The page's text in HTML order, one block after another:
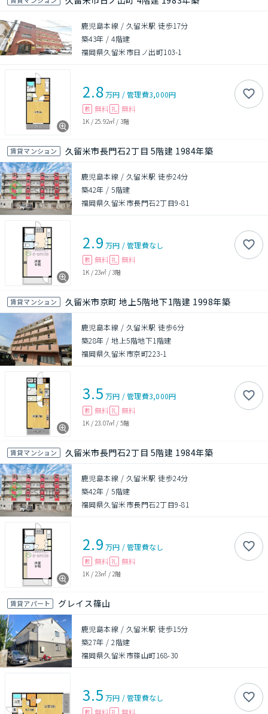
鹿児島本線 / 久留米駅 徒歩17分
築43年 /4階建
福岡県久留米市日ノ出町103-1
2.8万円 /管理費3,000円
敷 無料 礼 無料
1K / 25.92㎡ / 3階
賃貸マンション 久留米市長門石2丁目 5階建 1984年築
鹿児島本線 / 久留米駅 徒歩24分
築42年 /5階建
福岡県久留米市長門石2丁目9-81
2.9 万円 /管理費なし
敷 無料 礼 無料
1K / 23㎡ /3階
賃貸マンション 久留米市京町 地上5階地下1階建 1998年築
鹿児島本線 / 久留米駅 徒歩6分
築28年 /地上5階地下1階建
福岡県久留米市京町223-1
3.5 万円 /管理費3,000円
敷 無料 礼 無料
1K / 23.07㎡ / 5階
賃貸マンション 久留米市長門石2丁目 5階建 1984年築
鹿児島本線 / 久留米駅 徒歩24分
築42年 /5階建
福岡県久留米市長門石2丁目9-81
2.9 万円 /管理費なし
敷 無料 礼 無料
1K / 23㎡ / 2階
賃貸アパート グレイス篠山
鹿児島本線 / 久留米駅 徒歩15分
築27年 /2階建
福岡県久留米市篠山町168-30
3.5 万円 /管理費なし
敷 無料 礼 無料